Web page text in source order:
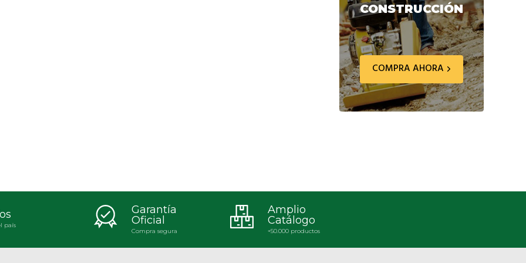
CONSTRUCCIÓN
COMPRA AHORA
país
Garantía
Oficial
Compra segura
Amplio
Catálogo
+50.000 productos